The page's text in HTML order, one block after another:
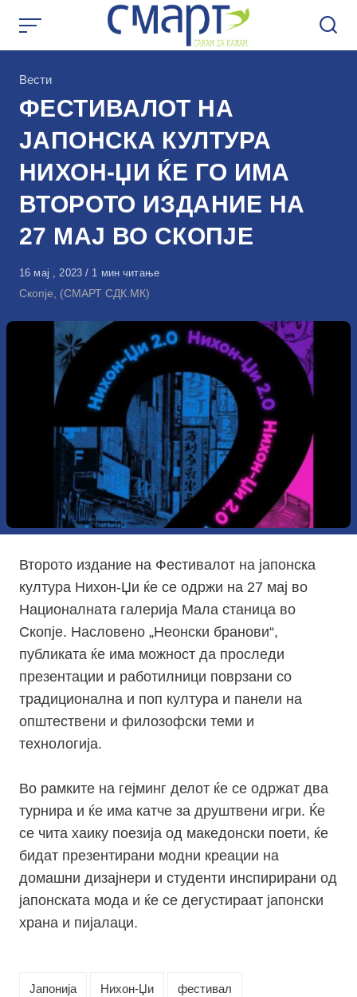
КАтегорија
Вести
ФЕСТИВАЛОТ НА
ЈАПОНСКА КУЛТУРА
НИХОН-ЏИ ЌЕ ГО ИМА
ВТОРОТО ИЗДАНИЕ НА
27 МАЈ ВО СКОПЈЕ
Објавено
на
16 мај , 2023 1 мин читање
Скопје, (СМАРТ СДК.МК)
Второто издание на Фестивалот на јапонска
култура Нихон-Џи ќе се одржи на 27 мај во
Националната галерија Мала станица во
Скопје. Насловено „Неонски бранови“,
публиката ќе има можност да проследи
презентации и работилници поврзани со
традиционална и поп култура и панели на
општествени и филозофски теми и
технологија.
Во рамките на гејминг делот ќе се одржат два
турнира и ќе има катче за друштвени игри. Ќе
се чита хаику поезија од македонски поети, ќе
бидат презентирани модни креации на
домашни дизајнери и студенти инспирирани од
јапонската мода и ќе се дегустираат јапонски
храна и пијалаци.
Јапонија Нихон-Џи фестивал